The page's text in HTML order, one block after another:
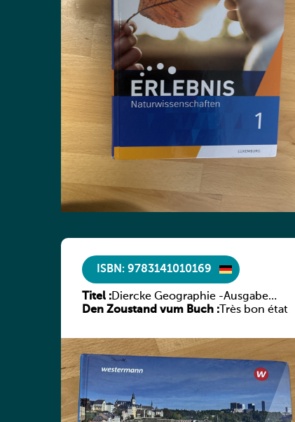
ISBN: 9783141010169
Titel :Diercke Geographie -Ausgabe
2019 für Luxemburg Schülerband 1
Den Zoustand vum Buch : Très bon état